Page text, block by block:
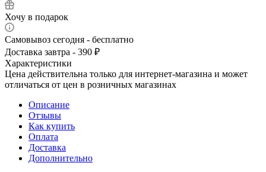
Хочу в подарок
Самовывоз сегодня - бесплатно
Доставка завтра - 390 ₽
Характеристики
Цена действительна только для интернет-магазина и может
отличаться от цен в розничных магазинах
Описание
Отзывы
Как купить
Оплата
Доставка
Дополнительно